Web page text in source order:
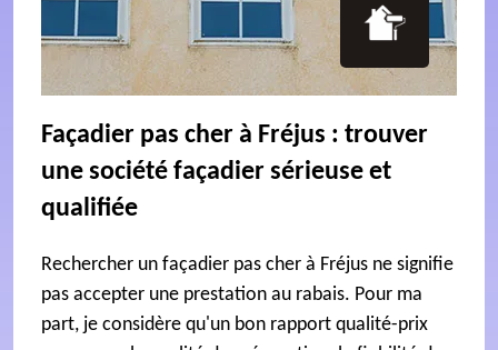
Façadier pas cher à Fréjus : trouver
une société façadier sérieuse et
qualifiée
Rechercher un façadier pas cher à Fréjus ne signifie
pas accepter une prestation au rabais. Pour ma
part, je considère qu'un bon rapport qualité-prix